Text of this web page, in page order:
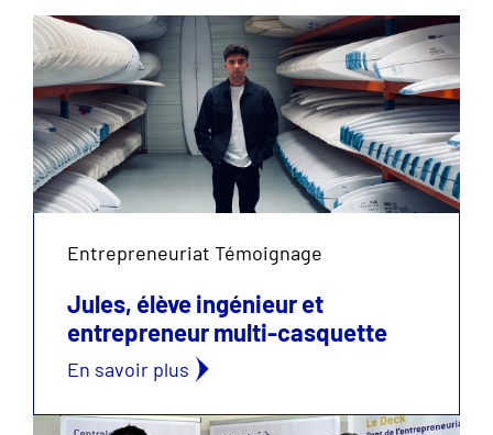
Entrepreneuriat Témoignage
Jules, élève ingénieur et
entrepreneur multi-casquette
En savoir plus